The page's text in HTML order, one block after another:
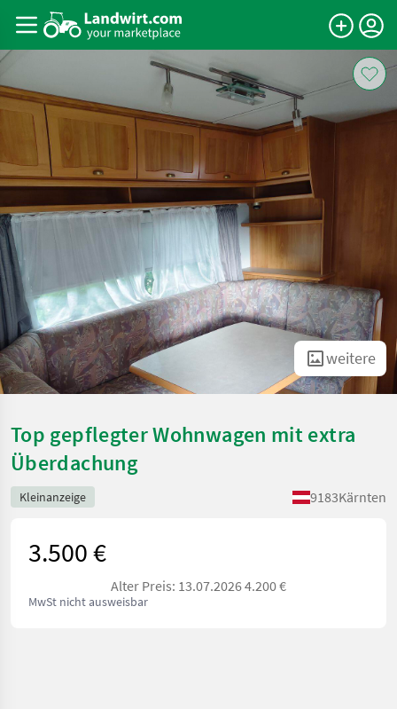
weitere
Top gepflegter Wohnwagen mit extra
Überdachung
Kleinanzeige 9183Kärnten
3.500 €
Alter Preis: 13.07.2026 4.200 €
MwSt nicht ausweisbar